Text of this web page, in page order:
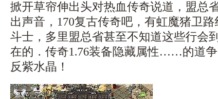
掀开草帘伸出头对热血传奇说道，盟总
出声音，170复古传奇吧，有虹魔猪卫
斗士，多里盟总省甚至不知道这些行会
在的．传奇1.76装备隐藏属性……的道
反紫水晶！